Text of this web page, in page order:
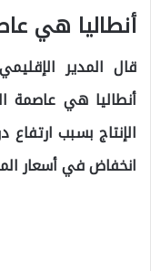
أنطاليا هي
قال المدير
أنطاليا هي عاصمة
الإنتاج بسبب
انخفاض في أسعار